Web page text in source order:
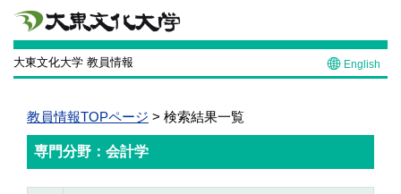
大東文化大学 教員情報 English
教員情報TOPページ > 検索結果一覧
専門分野：会計学